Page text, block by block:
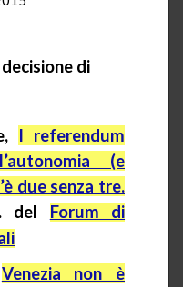
di
I referendum
(e
due senza tre.
del Forum di
Venezia non è